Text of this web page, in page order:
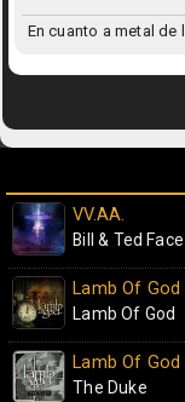
En cuanto a metal
VV.AA.
Bill & Ted
Lamb Of God
Lamb Of God
Lamb Of God
The Duke